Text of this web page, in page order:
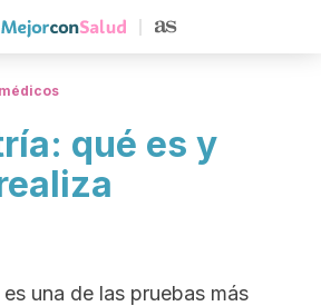
qué es y
una de las pruebas más